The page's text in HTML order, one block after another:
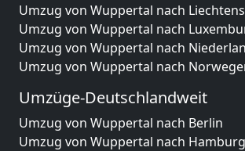
Umzug von Wuppertal nach
Umzug von Wuppertal nach
Umzug von Wuppertal nach
Umzug von Wuppertal nach
Umzüge-Deutschlandweit
Umzug von Wuppertal nach Berlin
Umzug von Wuppertal nach Hamburg